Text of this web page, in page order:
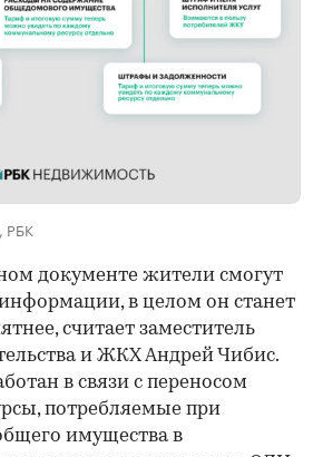
РБК
документе жители смогут
в целом он станет
считает заместитель
и ЖКХ Андрей Чибис.
в связи с переносом
потребляемые при
имущества в